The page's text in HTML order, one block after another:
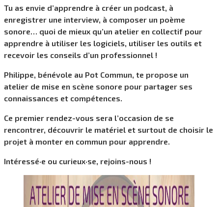
Tu as envie d’apprendre à créer un podcast, à
enregistrer une interview, à composer un poème
sonore… quoi de mieux qu’un atelier en collectif pour
apprendre à utiliser les logiciels, utiliser les outils et
recevoir les conseils d’un professionnel !
Philippe, bénévole au Pot Commun, te propose un
atelier de mise en scène sonore pour partager ses
connaissances et compétences.
Ce premier rendez-vous sera l’occasion de se
rencontrer, découvrir le matériel et surtout de choisir le
projet à monter en commun pour apprendre.
Intéressé·e ou curieux·se, rejoins-nous !